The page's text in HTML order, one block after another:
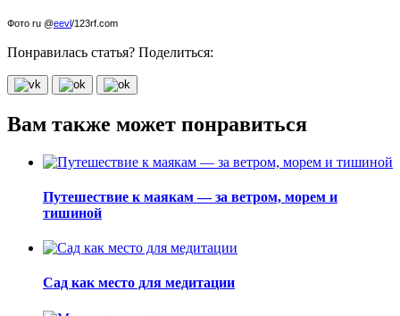
Фото ru @eevl/123rf.com
Понравилась статья? Поделиться:
Вам также может понравиться
Путешествие к маякам — за ветром, морем и
тишиной
Сад как место для медитации